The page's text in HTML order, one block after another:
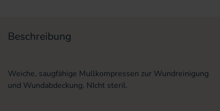
Beschreibung
Weiche, saugfähige Mullkompressen zur Wundreinigung
und Wundabdeckung. NIcht steril.